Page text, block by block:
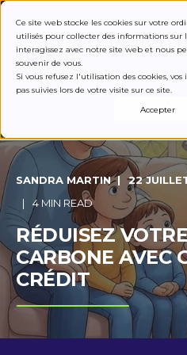
Ce site web stocke les cookies sur votre
utilisés pour collecter des informations sur
interagissez avec notre site web et nous
souvenir de vous.
Si vous refusez l'utilisation des cookies,
pas suivies lors de votre visite sur ce site.
Accepter
SANDRA MARTIN
22
4 MIN READ
RÉDUISEZ
CARBONE AVEC
CRÉDIT